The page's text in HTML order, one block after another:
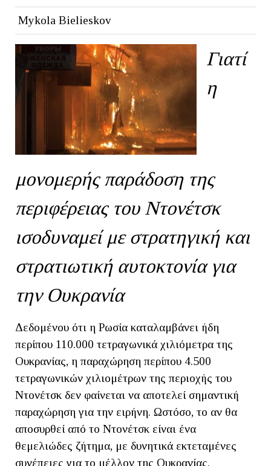
Mykola Bielieskov
Γιατί
η
μονομερής παράδοση της
περιφέρειας του Ντονέτσκ
ισοδυναμεί με στρατηγική και
στρατιωτική αυτοκτονία για
την Ουκρανία
Δεδομένου ότι η Ρωσία καταλαμβάνει ήδη
περίπου 110.000 τετραγωνικά χιλιόμετρα της
Ουκρανίας, η παραχώρηση περίπου 4.500
τετραγωνικών χιλιομέτρων της περιοχής του
Ντονέτσκ δεν φαίνεται να αποτελεί σημαντική
παραχώρηση για την ειρήνη. Ωστόσο, το αν θα
αποσυρθεί από το Ντονέτσκ είναι ένα
θεμελιώδες ζήτημα, με δυνητικά εκτεταμένες
συνέπειες για το μέλλον της Ουκρανίας.